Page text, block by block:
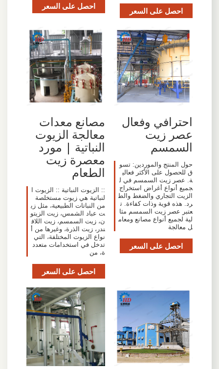
احصل على السعر احصل على السعر
احترافي وفعال
عصر زيت
السمسم
حول المنتج والموردين: تسو
ق للحصول على الأكثر فعالي
ة. عصر زيت السمسم في ل
جميع أنواع أغراض استخراج
الزيت التجاري والضغط والط
رد. هذه قوية وذات كفاءة. ت
عتبر عصر زيت السمسم مثا
لية لجميع أنواع مصانع ومعام
ل معالجة
احصل على السعر
مصانع معدات
معالجة الزيوت
النباتية | مورد
معصرة زيت
الطعام
:: الزيوت النباتية :: الزيوت ا
لنباتية هي زيوت مستخلصة
من النباتات الطبيعية، مثل زي
ت عباد الشمس، زيت الزيتو
ن، زيت السمسم، زيت اللاف
ندر، زيت الذرة، وغيرها من أ
نواع الزيوت المختلفة، التي
تدخل في استخدامات متعدد
ة، من
احصل على السعر